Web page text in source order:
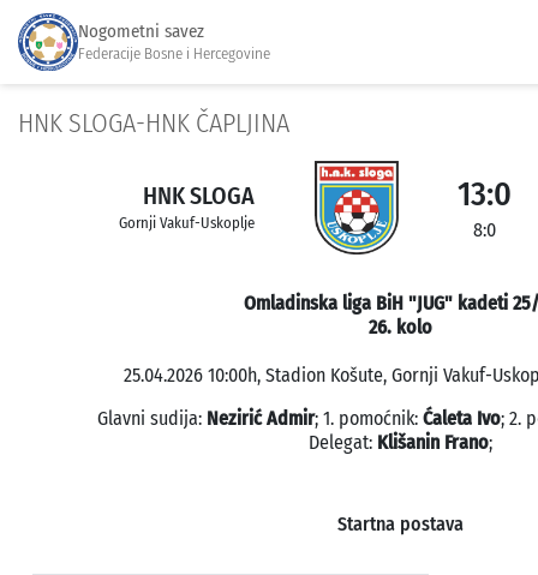
Nogometni savez
Federacije Bosne i Hercegovine
HNK SLOGA-HNK ČAPLJINA
HNK SLOGA
Gornji Vakuf-Uskoplje
13:0
8:0
Omladinska liga BiH "JUG" kadeti
26. kolo
25.04.2026 10:00h, Stadion Košute, Gornji Vakuf-
Glavni sudija: Nezirić Admir; 1. pomoćnik: Ćaleta Ivo; 2.
Delegat: Klišanin Frano;
Startna postava